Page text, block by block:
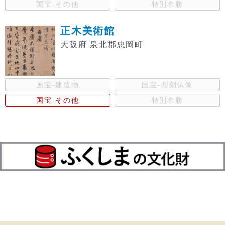
国宝-その他 特別名勝
正木美術館
大阪府 泉北郡忠岡町
国宝-建造物
国宝-彫刻仏像
国宝-その他
特別名勝